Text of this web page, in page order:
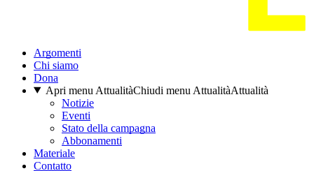
Argomenti
Chi siamo
Dona
Apri menu AttualitàChiudi menu AttualitàAttualità
Notizie
Eventi
Stato della campagna
Abbonamenti
Materiale
Contatto